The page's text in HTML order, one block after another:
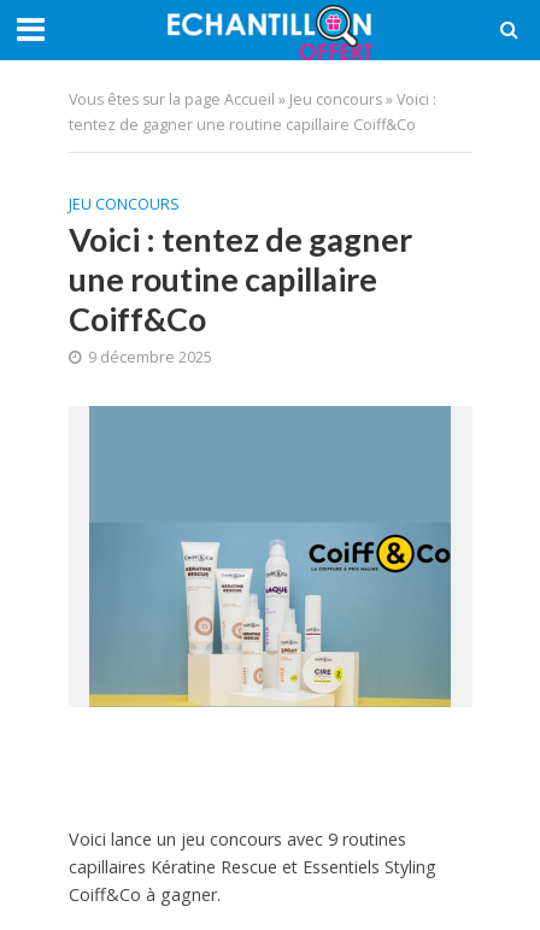
Vous êtes sur la page Accueil » Jeu concours»Voici :
tentez de gagner une routine capillaire Coiff&Co
JEU CONCOURS
Voici : tentez de gagner
une routine capillaire
Coiff&Co
9 décembre 2025
Voici lance un jeu concours avec 9 routines
capillaires Kératine Rescue et Essentiels Styling
Coiff&Co à gagner.